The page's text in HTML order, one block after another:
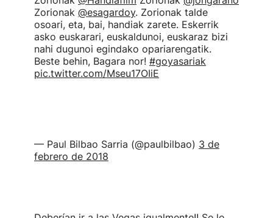
Zorionak @esagardoy. Zorionak talde
osoari, eta, bai, handiak zarete. Eskerrik
asko euskarari, euskaldunoi, euskaraz bizi
nahi dugunoi egindako opariarengatik.
Beste behin, Bagara nor! #goyasariak
pic.twitter.com/Mseu17OIiE
— Paul Bilbao Sarria (@paulbilbao) 3 de
febrero de 2018